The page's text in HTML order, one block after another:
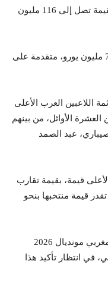
مليون يورو، متبوعا بالمنتخب المصري بقيمة تصل إلى 116 مليون
وتحتل تونس المركز الرابع عربيا بقيمة 70 مليون يورو، متقدمة على
اللاعبين العرب الأعلى
الأوائل، من بينهم
عبد الصمد
قيمة، بقيمة تقارب
تقدر قيمة منتخبها بنحو
وبهذه القيمة السوقية، يدخل المنتخب المغربي مونديال 2026
في انتظار تأكيد هذا